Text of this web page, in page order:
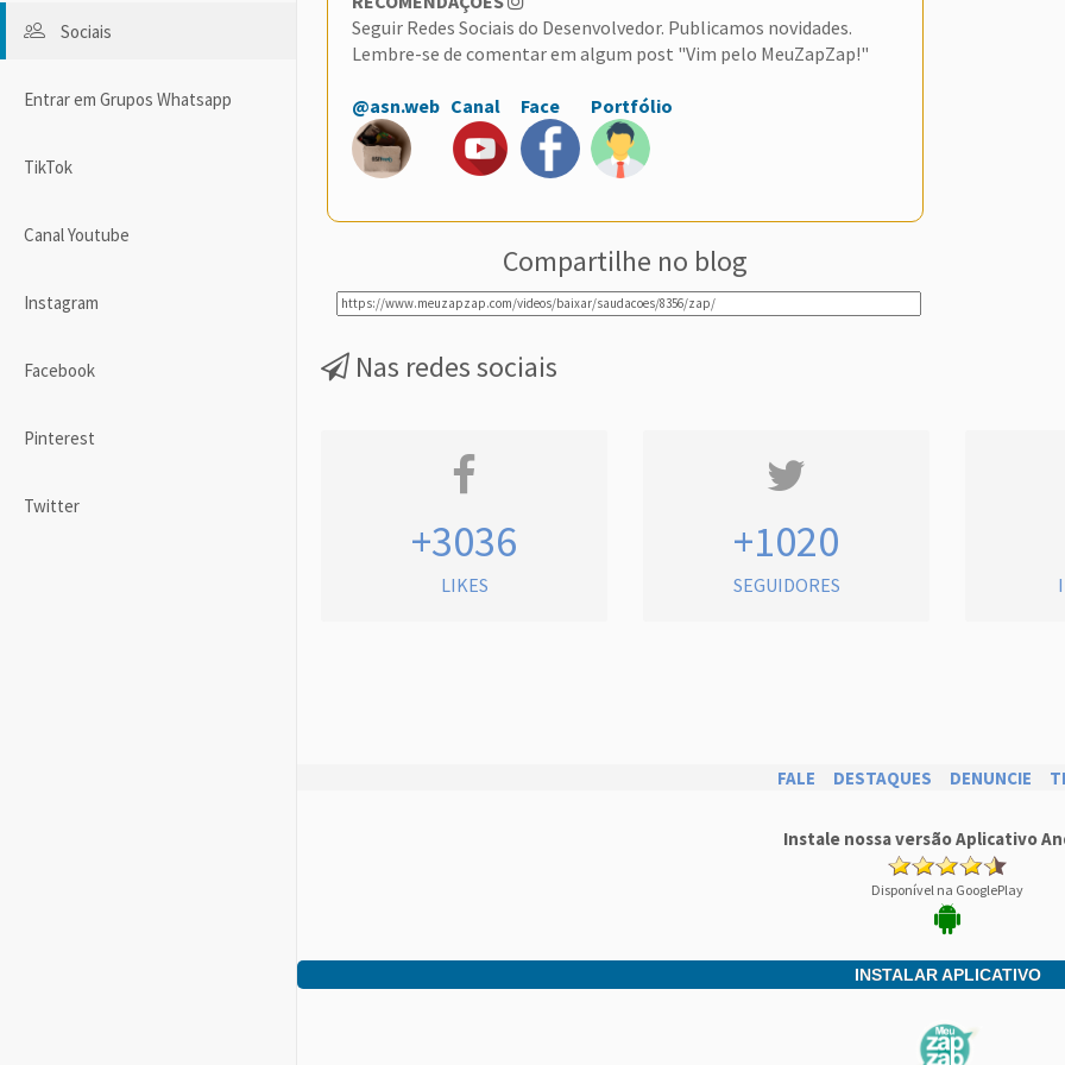
Sociais
Entrar em Grupos Whatsapp
TikTok
Canal Youtube
Instagram
Facebook
Pinterest
Twitter
Seguir Redes Sociais do Desenvolvedor. Publicamos novidades.
Lembre-se de comentar em algum post "Vim pelo MeuZapZap!"
@asn.web Canal Face Portfólio
Compartilhe no blog
Nas redes sociais
+3036
LIKES
+1020
SEGUIDORES
FALE DESTAQUES DENUNCIE
Instale nossa versão Aplicativo
Disponível na GooglePlay
INSTALAR APLICATIVO